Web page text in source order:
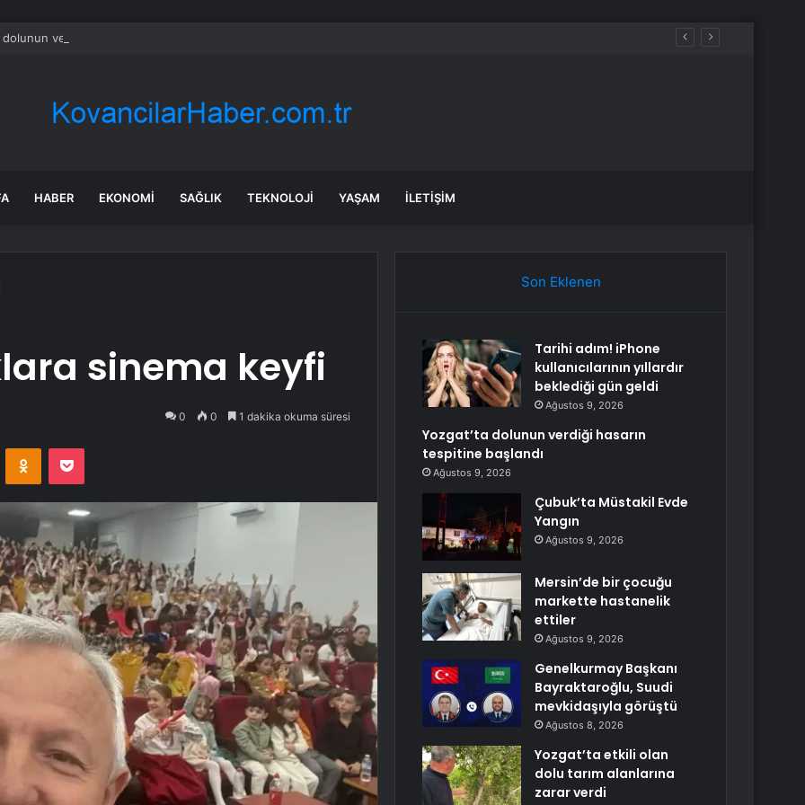
dolunun verdiği hasarın tespitine başlandı
HABER EKONOMI SAĞLIK TEKNOLOJI YAŞAM İLETIŞIM
sinema keyfi
0 0 1 dakika okuma süresi
Odnoklassniki
Pocket
Son Eklenen
Tarihi adım! iPhone
kullanıcılarının yıllardır
beklediği gün geldi
Ağustos 9, 2026
Yozgat’ta dolunun verdiği hasarın
tespitine başlandı
Ağustos 9, 2026
Çubuk’ta Müstakil Evde
Yangın
Ağustos 9, 2026
Mersin’de bir çocuğu
markette hastanelik
ettiler
Ağustos 9, 2026
Genelkurmay Başkanı
Bayraktaroğlu, Suudi
mevkidaşıyla görüştü
Ağustos 8, 2026
Yozgat’ta etkili olan
dolu tarım alanlarına
zarar verdi